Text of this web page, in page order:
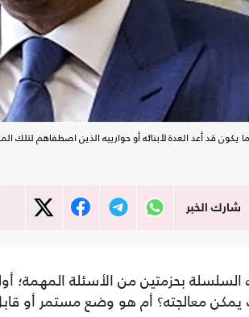
قد أعد العدة لأبنائه أو حوارييه الذين اصطفاهم لتلك
شارك الخبر
بحزمتين من الأسئلة المهمة؛
معالجته؟ أم هو وضع مستمر أو